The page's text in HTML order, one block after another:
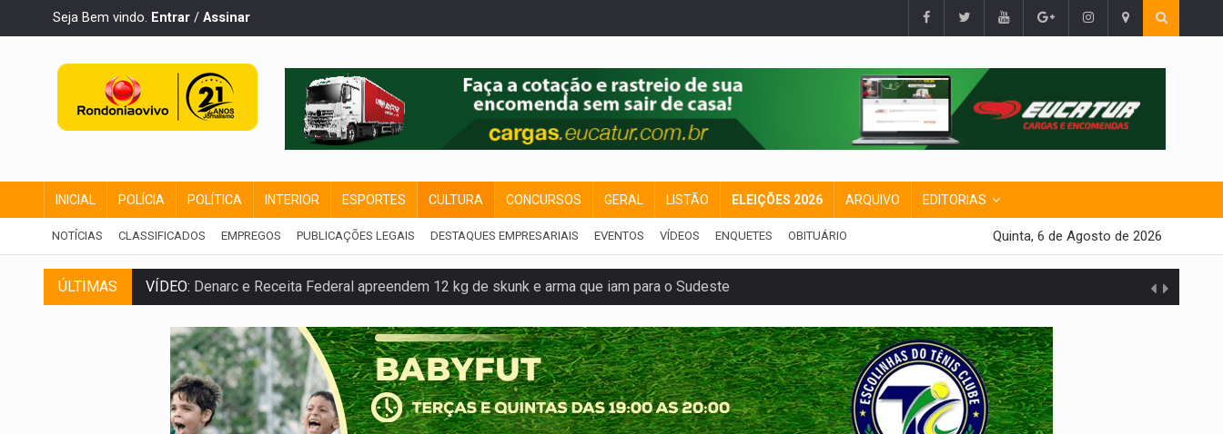
Seja Bem vindo. Entrar / Assinar
INICIAL POLÍCIA POLÍTICA INTERIOR ESPORTES CULTURA CONCURSOS GERAL LISTÃO ELEIÇÕES 2026 ARQUIVO EDITORIAS
NOTÍCIAS CLASSIFICADOS EMPREGOS PUBLICAÇÕES LEGAIS DESTAQUES EMPRESARIAIS EVENTOS VÍDEOS ENQUETES OBITUÁRIO Quinta, 6 de Agosto de 2026
ÚLTIMAS
VÍDEO:Denarc e Receita Federal apreendem 12 kg de skunk e arma que iam para o Sudeste
OPERAÇÃO DA PC:Membros do CV são presos com armas e drogas após crime de tortur@
ENTRADA GRATUITA:Espetáculo As Marias Somos Nós será apresentado na capital
VÍDEO:Três são presos após furto de motocicleta em frente de academia
CELEBRAÇÃO:Cerejeiras completa 43 anos de emancipação com programação esportiva